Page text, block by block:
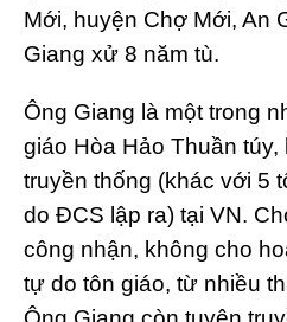
Mới, huyện Chợ Mới, An
Giang xử 8 năm tù.
Ông Giang là một trong
giáo Hòa Hảo Thuần túy,
truyền thống (khác với 5
do ĐCS lập ra) tại VN.
công nhận, không cho
tự do tôn giáo, từ nhiều